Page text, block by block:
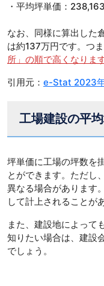
・平均坪単価：
なお、同様に算出した
は約137万円です。つま
所」の順で高くなりま
引用元： e-Stat 2023年
工場建設の平
坪単価に工場の坪数を
とができます。ただし
異なる場合があります
して計上されることが
また、建設地によって
知りたい場合は、建設
でしょう。